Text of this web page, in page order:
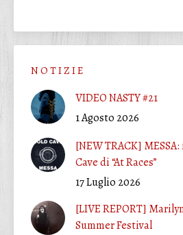
N O T I Z I E
VIDEO NASTY #21
1 Agosto 2026
[NEW TRACK]
Cave di “At Races”
17 Luglio 2026
[LIVE REPORT]
Summer Festival